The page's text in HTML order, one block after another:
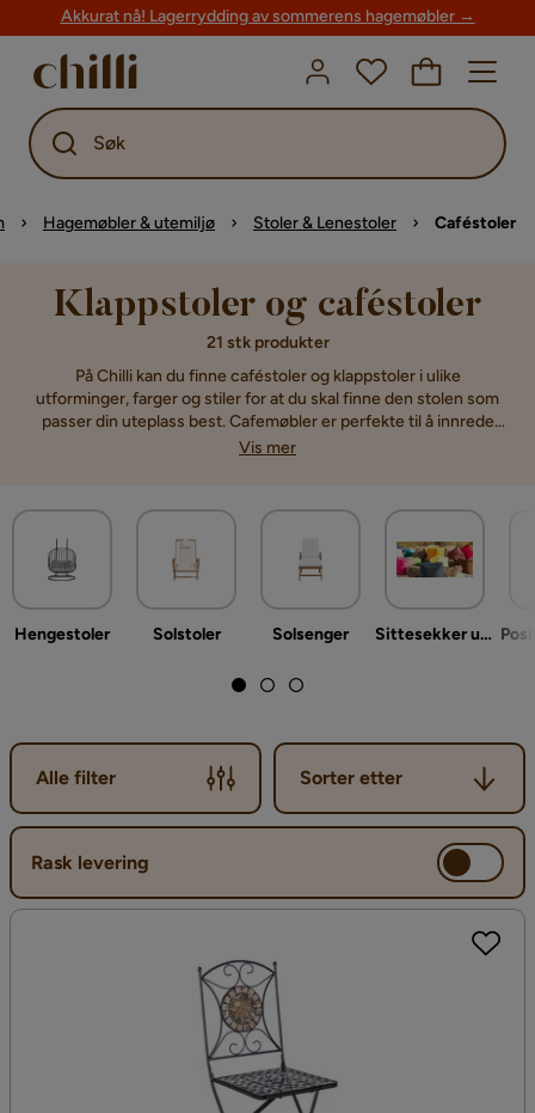
Akkurat nå! Lagerrydding av sommerens hagemøbler →
Søk
Hagemøbler & utemiljø Stoler & Lenestoler Caféstoler
Klappstoler og caféstoler
21 stk produkter
På Chilli kan du finne caféstoler og klappstoler i ulike
utforminger, farger og stiler for at du skal finne den stolen som
passer din uteplass best. Cafemøbler er perfekte til å innrede
uteplasser som er litt mindre, som for eksempel en balkong eller
lett å oppbevare stolene når de ikke brukes. Kompletter ditt
cafebord med matchende cafestoler eller klappstoler, og du har
et par gode sommermøbler til sommerkaffen på din uteplass.
Vis mer
Hengestoler Solstoler Solsenger Sittesekker ute
Alle filter
Sorter etter
Sorter etter
Rask levering